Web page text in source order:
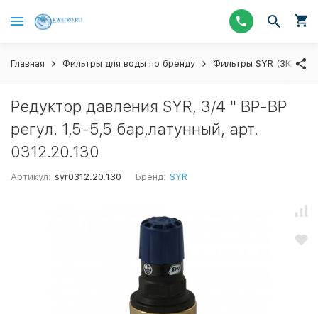
Главная Фильтры для воды по бренду Фильтры SYR (ЗЮР)
Редуктор давления SYR, 3/4 " ВР-ВР
регул. 1,5-5,5 бар,латунный, арт.
0312.20.130
Артикул: syr0312.20.130 Бренд: SYR